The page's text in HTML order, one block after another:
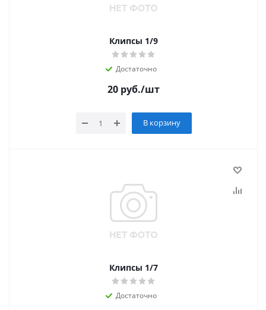
Клипсы 1/9
Достаточно
20 руб./шт
В корзину
Клипсы 1/7
Достаточно